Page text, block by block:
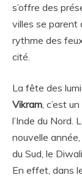
s’offre des
villes se parent
rythme des
cité.
La fête des
Vikram , c’est
l’Inde du Nord.
nouvelle
du Sud, le
En effet, dans